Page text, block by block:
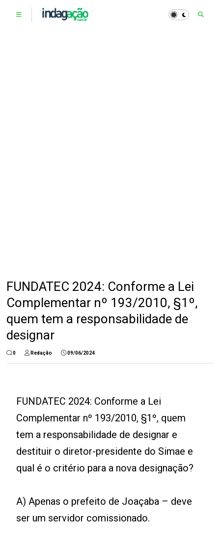
FUNDATEC 2024: Conforme a Lei
Complementar nº 193/2010, §1º,
quem tem a responsabilidade de
designar
0 Redação 09/06/2024
FUNDATEC 2024: Conforme a Lei
Complementar nº 193/2010, §1º, quem
tem a responsabilidade de designar e
destituir o diretor-presidente do Simae e
qual é o critério para a nova designação?
A) Apenas o prefeito de Joaçaba – deve
ser um servidor comissionado.